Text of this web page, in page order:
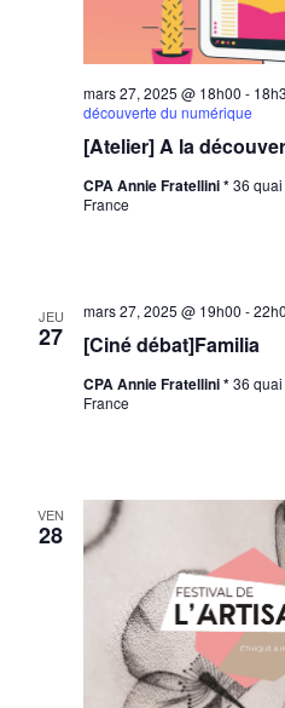
[Atelier] A la
mars 27, 2025 @ 18h00 -
découverte du numérique
CPA Annie Fratellini *36
France
JEU
27 [Ciné débat]Familia
mars 27, 2025 @ 19h00 -
CPA Annie Fratellini *36
France
VEN
28